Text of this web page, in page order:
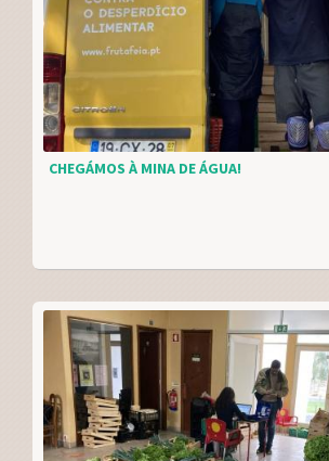
CHEGÁMOS À MINA DE ÁGUA!